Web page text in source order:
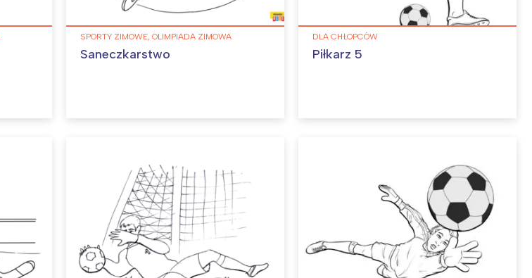
SPORTY ZIMOWE, OLIMPIADA ZIMOWA
Saneczkarstwo
DLA CHŁOPCÓW
Piłkarz 5